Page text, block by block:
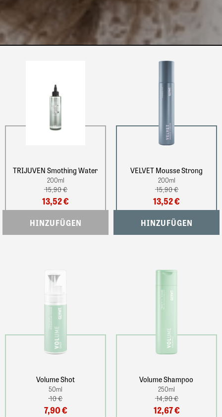
TRIJUVEN Smothing Water
200ml
15,90 €
13,52 €
VELVET Mousse Strong
200ml
15,90 €
13,52 €
Volume Shot
50ml
10 €
7,90 €
Volume Shampoo
250ml
14,90 €
12,67 €